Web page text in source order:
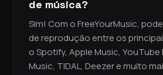
de música?
Sim! Com o FreeYourMusic,
de reprodução entre os
o Spotify, Apple Music,
Music, TIDAL, Deezer e muito